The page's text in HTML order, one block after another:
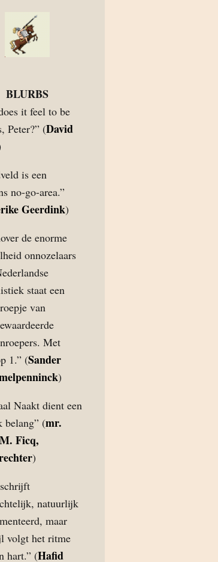
BLURBS
it feel to be
Peter?” (David
is een
no-go-area.”
Geerdink)
de enorme
onnozelaars
staat een
van
Met
1.” (Sander
)
Naakt dient een
belang” (mr.
Ficq,
)
natuurlijk
maar
volgt het ritme
hart.” (Hafid